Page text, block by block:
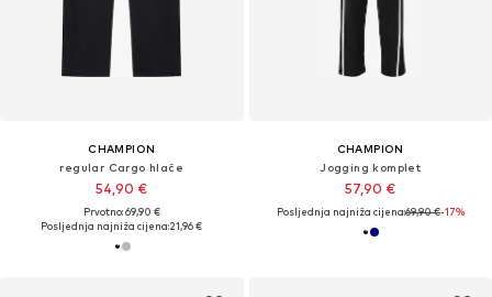
CHAMPION
regular Cargo hlače
54,90 €
Prvotno: 69,90 €
Posljednja najniža cijena:21,96 €
CHAMPION
Jogging komplet
57,90 €
Posljednja najniža cijena:69,90 €-17%